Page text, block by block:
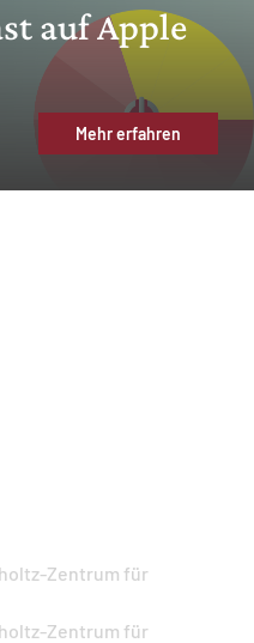
auf Apple
Mehr erfahren
Zentrum für
Zentrum für